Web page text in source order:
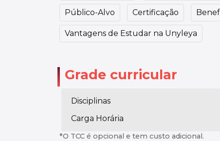
Público-Alvo Certificação
Vantagens de Estudar na Unyleya
Grade curricular
Disciplinas
Carga Horária
*O TCC é opcional e tem custo adicional.